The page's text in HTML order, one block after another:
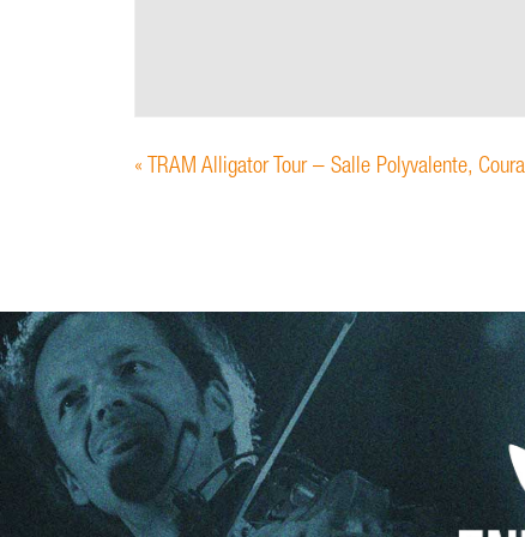
« TRAM Alligator Tour – Salle Polyvalente,